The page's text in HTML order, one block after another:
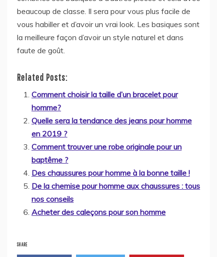
beaucoup de classe. Il sera pour vous plus facile de
vous habiller et d’avoir un vrai look. Les basiques sont
la meilleure façon d’avoir un style naturel et dans
faute de goût.
Related Posts:
Comment choisir la taille d’un bracelet pour
homme?
Quelle sera la tendance des jeans pour homme
en 2019 ?
Comment trouver une robe originale pour un
baptême ?
Des chaussures pour homme à la bonne taille !
De la chemise pour homme aux chaussures : tous
nos conseils
Acheter des caleçons pour son homme
SHARE